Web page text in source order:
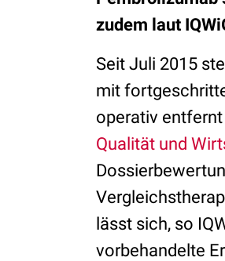
zudem laut
Seit Juli 2015
mit
operativ
Qualität und
lässt sich, so
vorbehandelte